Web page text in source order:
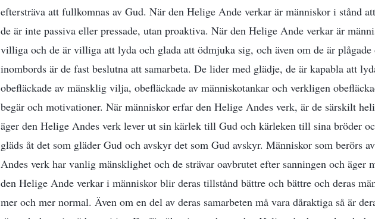
eftersträva att fullkomnas av Gud. När den Helige Ande verkar är människor i stånd
de är inte passiva eller pressade, utan proaktiva. När den Helige Ande verkar är
villiga och de är villiga att lyda och glada att ödmjuka sig, och även om de är plågade
inombords är de fast beslutna att samarbeta. De lider med glädje, de är kapabla att
obefläckade av mänsklig vilja, obefläckade av människotankar och verkligen
begär och motivationer. När människor erfar den Helige Andes verk, är de särskilt
äger den Helige Andes verk lever ut sin kärlek till Gud och kärleken till sina bröder
gläds åt det som gläder Gud och avskyr det som Gud avskyr. Människor som berörs
Andes verk har vanlig mänsklighet och de strävar oavbrutet efter sanningen och äger
den Helige Ande verkar i människor blir deras tillstånd bättre och bättre och deras
mer och mer normal. Även om en del av deras samarbeten må vara dåraktiga så är